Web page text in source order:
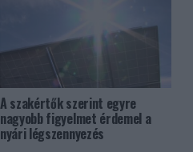
A szakértők szerint egyre
nagyobb figyelmet érdemel a
nyári légszennyezés